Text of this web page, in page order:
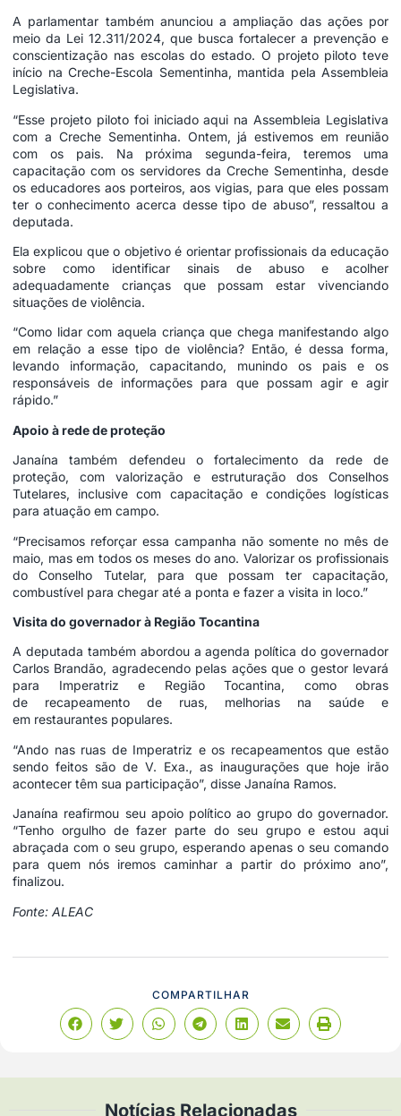
A parlamentar também anunciou a ampliação das ações por
meio da Lei 12.311/2024, que busca fortalecer a prevenção e
conscientização nas escolas do estado. O projeto piloto teve
início na Creche-Escola Sementinha, mantida pela Assembleia
Legislativa.
“Esse projeto piloto foi iniciado aqui na Assembleia Legislativa
com a Creche Sementinha. Ontem, já estivemos em reunião
com os pais. Na próxima segunda-feira, teremos uma
capacitação com os servidores da Creche Sementinha, desde
os educadores aos porteiros, aos vigias, para que eles possam
ter o conhecimento acerca desse tipo de abuso”, ressaltou a
deputada.
Ela explicou que o objetivo é orientar profissionais da educação
sobre como identificar sinais de abuso e acolher
adequadamente crianças que possam estar vivenciando
situações de violência.
“Como lidar com aquela criança que chega manifestando algo
em relação a esse tipo de violência? Então, é dessa forma,
levando informação, capacitando, munindo os pais e os
responsáveis de informações para que possam agir e agir
rápido.”
Apoio à rede de proteção
Janaína também defendeu o fortalecimento da rede de
proteção, com valorização e estruturação dos Conselhos
Tutelares, inclusive com capacitação e condições logísticas
para atuação em campo.
“Precisamos reforçar essa campanha não somente no mês de
maio, mas em todos os meses do ano. Valorizar os profissionais
do Conselho Tutelar, para que possam ter capacitação,
combustível para chegar até a ponta e fazer a visita in loco.”
Visita do governador à Região Tocantina
A deputada também abordou a agenda política do governador
Carlos Brandão, agradecendo pelas ações que o gestor levará
para Imperatriz e Região Tocantina, como obras
de recapeamento de ruas, melhorias na saúde e
em restaurantes populares.
“Ando nas ruas de Imperatriz e os recapeamentos que estão
sendo feitos são de V. Exa., as inaugurações que hoje irão
acontecer têm sua participação”, disse Janaína Ramos.
Janaína reafirmou seu apoio político ao grupo do governador.
“Tenho orgulho de fazer parte do seu grupo e estou aqui
abraçada com o seu grupo, esperando apenas o seu comando
para quem nós iremos caminhar a partir do próximo ano”,
finalizou.
Fonte: ALEAC
COMPARTILHAR
Notícias Relacionadas